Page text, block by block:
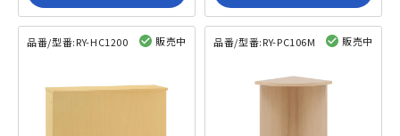
品番/型番:RY-HC1200 販売中 品番/型番:RY-PC106M 販売中